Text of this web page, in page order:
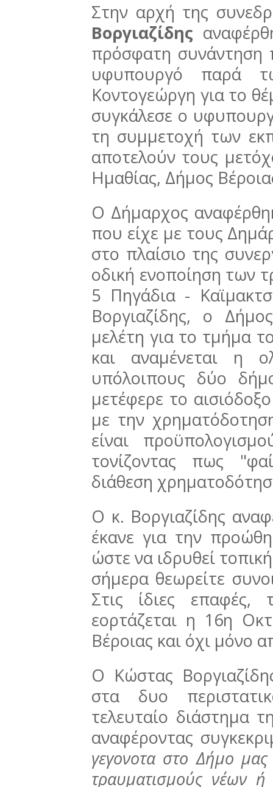
Στην αρχή της
Βοργιαζίδης
πρόσφατη συνάντηση
υφυπουργό παρά
Κοντογεώργη για το
συγκάλεσε ο
τη συμμετοχή των
αποτελούν τους
Ημαθίας, Δήμος
Ο Δήμαρχος
που είχε με τους
στο πλαίσιο της
οδική ενοποίηση των
5 Πηγάδια -
Βοργιαζίδης, ο
μελέτη για το τμήμα
και αναμένεται η
υπόλοιπους δύο
μετέφερε το
με την
είναι
τονίζοντας πως
διάθεση
Ο κ. Βοργιαζίδης
έκανε για την
ώστε να ιδρυθεί
σήμερα θεωρείτε
Στις ίδιες
εορτάζεται η 16η
Βέροιας και όχι μόνο
Ο Κώστας
στα δυο
τελευταίο διάστημα
αναφέροντας
γεγονοτα στο Δήμο μας
τραυματισμούς νέων